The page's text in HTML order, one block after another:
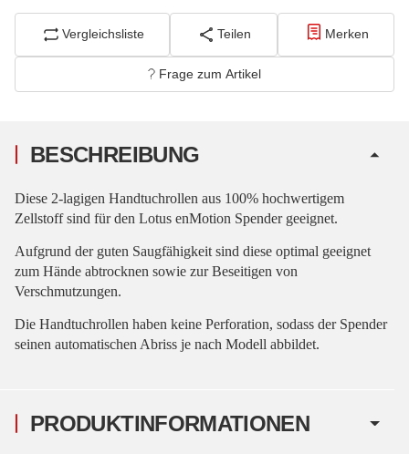
Vergleichsliste Teilen Merken
Frage zum Artikel
PRODUKTINFORMATIONEN
BESCHREIBUNG
Diese 2-lagigen Handtuchrollen aus 100% hochwertigem
Zellstoff sind für den Lotus enMotion Spender geeignet.
Aufgrund der guten Saugfähigkeit sind diese optimal geeignet
zum Hände abtrocknen sowie zur Beseitigen von
Verschmutzungen.
Die Handtuchrollen haben keine Perforation, sodass der Spender
seinen automatischen Abriss je nach Modell abbildet.